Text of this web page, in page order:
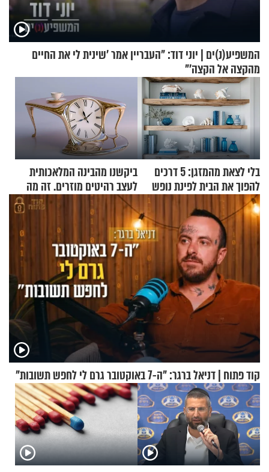
המשפיע(נ)ים | יוני דוד: "העבריין אמר 'שינית לי את החיים
מהקצה אל הקצה'"
בלי לצאת מהמזגן: 5 דרכים
להפוך את הבית לפינת נופש
מעוצבת
ביקשנו מהבינה המלאכותית
לעצב רהיטים מוזרים. זה מה
שיצא
קוד פתוח | דניאל ברגר: "ה-7 באוקטובר גרם לי לחפש תשובות"